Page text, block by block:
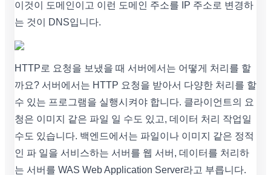
이것이 도메인이고 이런 도메인 주소를 IP 주소로 변경하
는 것이 DNS입니다.
HTTP로 요청을 보냈을 때 서버에서는 어떻게 처리를 할
까요? 서버에서는 HTTP 요청을 받아서 다양한 처리를 할
수 있는 프로그램을 실행시켜야 합니다. 클라이언트의 요
청은 이미지 같은 파일 일 수도 있고, 데이터 처리 작업일
수도 있습니다. 백엔드에서는 파일이나 이미지 같은 정적
인 파 일을 서비스하는 서버를 웹 서버, 데이터를 처리하
는 서버를 WAS Web Application Server라고 부릅니다.